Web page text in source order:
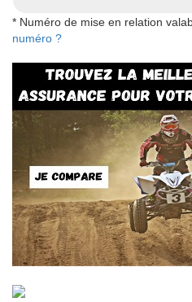
* Numéro de mise en relation
numéro ?